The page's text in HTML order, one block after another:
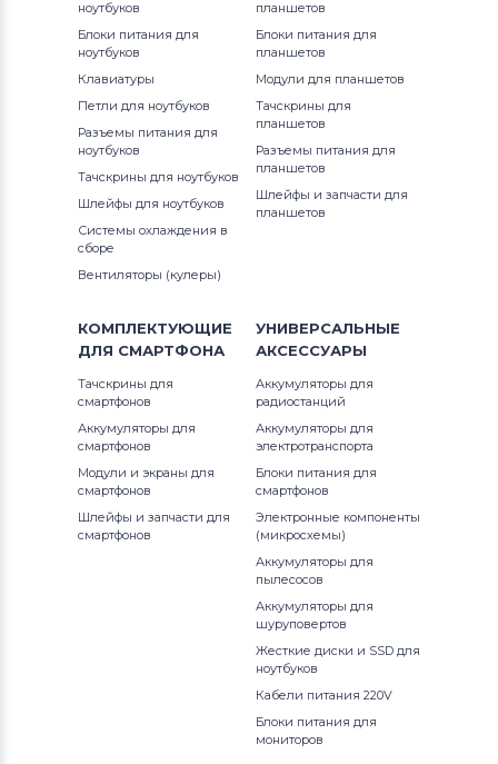
Huawei
Amazon
Аккумуляторы для планшетов
Аккумуляторы для планшетов
Alcatel
ноутбуков
Блоки питания для
ноутбуков
Клавиатуры
Петли для ноутбуков
Разъемы питания для
ноутбуков
Тачскрины для ноутбуков
Шлейфы для ноутбуков
Системы охлаждения в
сборе
Вентиляторы (кулеры)
планшетов
Блоки питания для
планшетов
Модули для планшетов
Тачскрины для
планшетов
Разъемы питания для
планшетов
Шлейфы и запчасти для
планшетов
КОМПЛЕКТУЮЩИЕ
ДЛЯ СМАРТФОНА
Тачскрины для
смартфонов
Аккумуляторы для
смартфонов
Модули и экраны для
смартфонов
Шлейфы и запчасти для
смартфонов
УНИВЕРСАЛЬНЫЕ
АКСЕССУАРЫ
Аккумуляторы для
радиостанций
Аккумуляторы для
электротранспорта
Блоки питания для
смартфонов
Электронные компоненты
(микросхемы)
Аккумуляторы для
пылесосов
Аккумуляторы для
шуруповертов
Жесткие диски и SSD для
ноутбуков
Кабели питания 220V
Блоки питания для
мониторов